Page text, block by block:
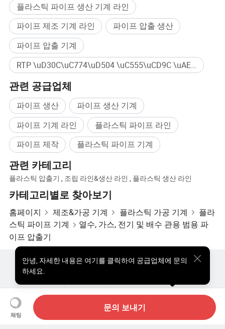
플라스틱 파이프 생산 기계 라인
파이프 제조 기계 라인
파이프 압출 생산
파이프 압출 기계
RTP \uD30C\uC774\uD504 \uC555\uCD9C \uAE30\uACC4 대량구매
관련 공급업체
파이프 생산
파이프 생산 기계
파이프 기계 라인
플라스틱 파이프 라인
파이프 제작
플라스틱 파이프 기계
관련 카테고리
플라스틱 압출기 조립 라인&생산 라인 플라스틱 생산 라인
카테고리별로 찾아보기
홈페이지 제조&가공 기계 플라스틱 가공 기계
플라
스틱 파이프 기계
열수, 가스, 전기 및 배수 관용 범용 파
이프 압출기
채팅
문의 보내기
안녕, 자세한 내용은 여기를 클릭하여 공급업체에 문의
하세요.
핫한 제품 핫 제품 가격 도매 핫 제품
스타 바이어
우리에 대하여
사용자 약관 개인정보 보호정책
연락하다
Copyright © 2026 Focus Technology Co., Ltd. All Rights Reserved